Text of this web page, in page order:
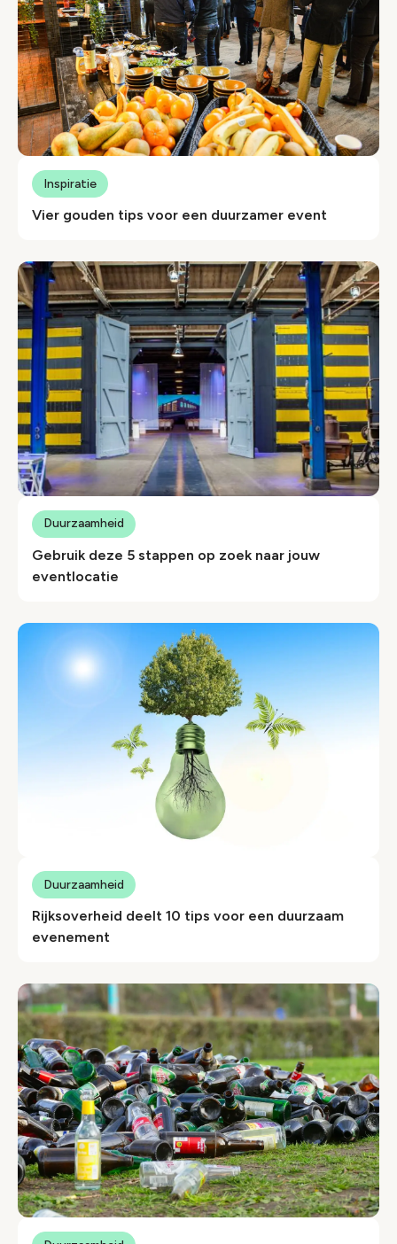
Vier gouden tips voor een duurzamer event
Inspiratie
Gebruik deze 5 stappen op zoek naar jouw
eventlocatie
Duurzaamheid
Rijksoverheid deelt 10 tips voor een duurzaam
evenement
Duurzaamheid